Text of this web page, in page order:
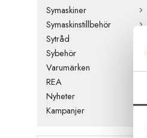
Symaskiner
Symaskinstillbehör
Sytråd
Sybehör
Varumärken
REA
Nyheter
Kampanjer